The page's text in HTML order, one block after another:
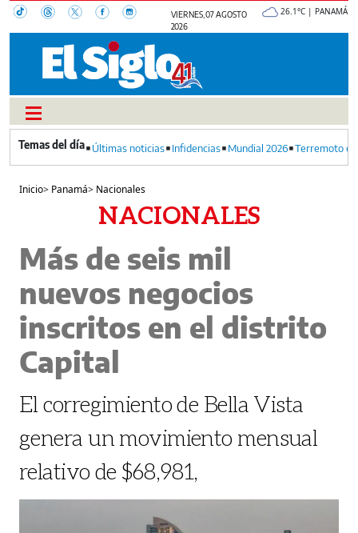
VIERNES, 07 AGOSTO
2026
26.1°C | PANAMÁ
Últimas noticias Infidencias Mundial 2026 Terremoto
Inicio> Panamá> Nacionales
NACIONALES
Más de seis mil
nuevos negocios
inscritos en el distrito
Capital
El corregimiento de Bella Vista
genera un movimiento mensual
relativo de $68,981,